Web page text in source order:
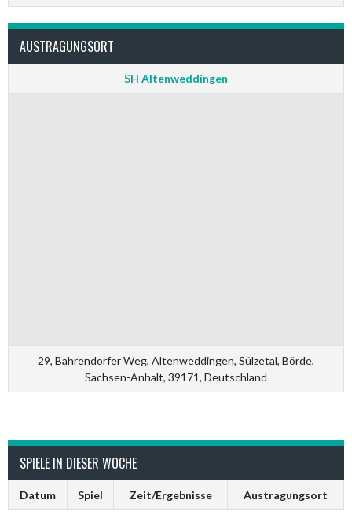
AUSTRAGUNGSORT
SH Altenweddingen
29, Bahrendorfer Weg, Altenweddingen, Sülzetal, Börde,
Sachsen-Anhalt, 39171, Deutschland
SPIELE IN DIESER WOCHE
Datum Spiel Zeit/Ergebnisse Austragungsort